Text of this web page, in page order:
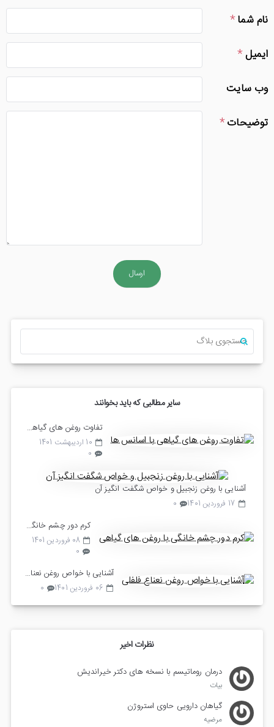
نام شما
ایمیل
وب سایت
توضیحات
ارسال
سایر مطالبی که باید بخوانند
تفاوت روغن های گیاهی با اسانس ها
10 اردیبهشت 1401
0
آشنایی با روغن زنجبیل و خواص شگفت انگیز آن
17 فروردین 1401 0
کرم دور چشم خانگی با روغن های گیاهی
08 فروردین 1401
0
آشنایی با خواص روغن نعناع فلفلی
06 فروردین 1401 0
نظرات اخیر
درمان روماتیسم با نسخه های دکتر خیراندیش
بیات
گیاهان دارویی حاوی استروژن
مرضیه